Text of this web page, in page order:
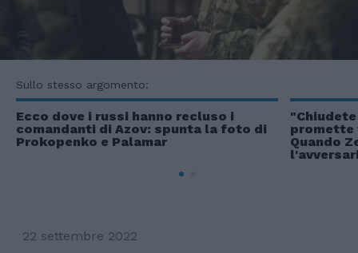
Sullo stesso argomento:
Ecco dove i russi hanno recluso i
comandanti di Azov: spunta la foto di
Prokopenko e Palamar
promette
Quando
22 settembre 2022